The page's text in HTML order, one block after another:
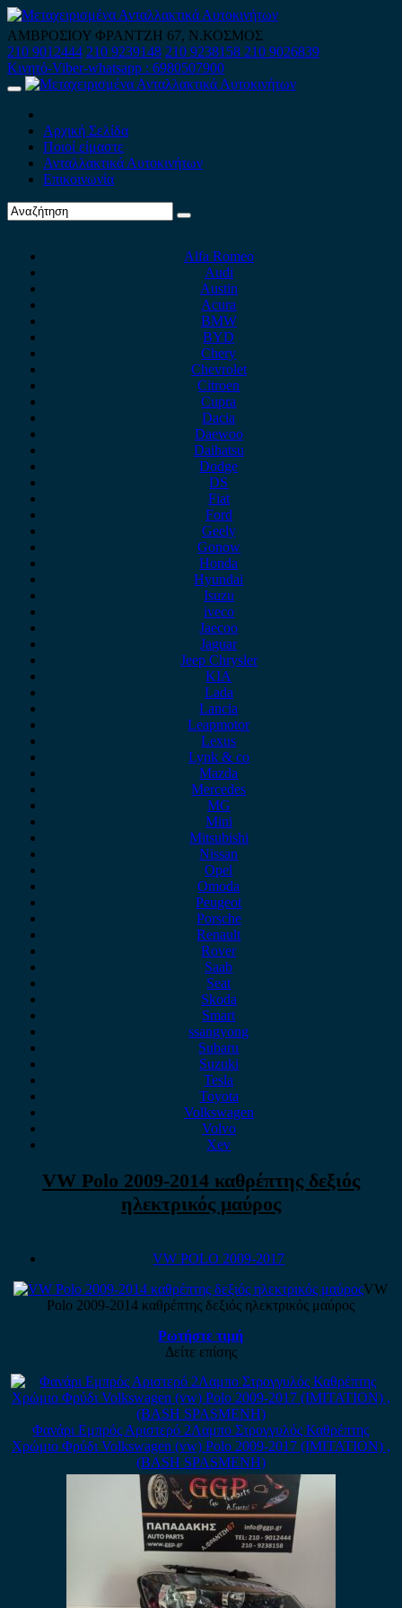
Skip
to
content
ΑΜΒΡΟΣΙΟΥ ΦΡΑΝΤΖΗ 67, Ν.ΚΟΣΜΟΣ
210 9012444 210 9239148 210 9238158 210 9026839
Κινητό-Viber-whatsapp : 6980507900
Primary
Αρχική Σελίδα
Ποιοί είμαστε
Ανταλλακτικά Αυτοκινήτων
Επικοινωνία
Alfa Romeo
Audi
Austin
Acura
BMW
BYD
Chery
Chevrolet
Citroen
Cupra
Dacia
Daewoo
Daihatsu
Dodge
DS
Fiat
Ford
Geely
Gonow
Honda
Hyundai
Isuzu
iveco
Jaecoo
Jaguar
Jeep Chrysler
KIA
Lada
Lancia
Leapmotor
Lexus
Lynk & co
Mazda
Mercedes
MG
Mini
Mitsubishi
Nissan
Opel
Omoda
Peugeot
Porsche
Renault
Rover
Saab
Seat
Skoda
Smart
ssangyong
Subaru
Suzuki
Tesla
Toyota
Volkswagen
Volvo
Xev
VW Polo 2009-2014 καθρέπτης δεξιός
ηλεκτρικός μαύρος
VW POLO 2009-2017
VW
Polo 2009-2014 καθρέπτης δεξιός ηλεκτρικός μαύρος
Ρωτήστε τιμή
Δείτε επίσης
Φανάρι Εμπρός Αριστερό 2Λαμπο Στρογγυλός Καθρέπτης
Χρώμιο Φρύδι Volkswagen (vw) Polo 2009-2017 (IMITATION) ,
(BASH SPASMENH)